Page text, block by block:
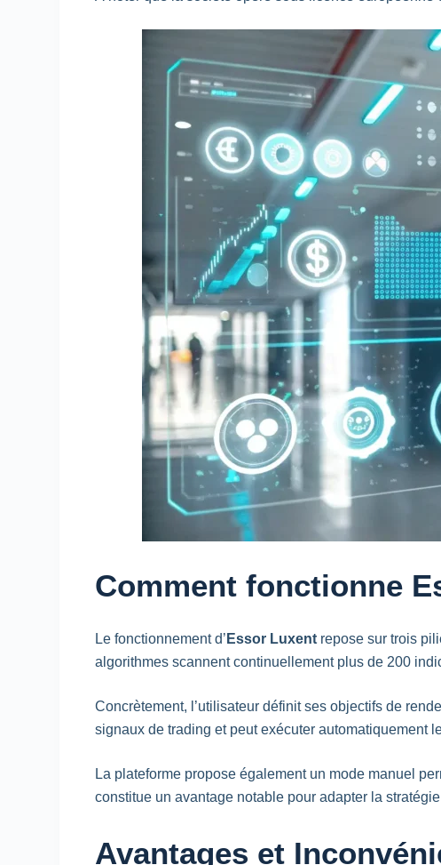
Comment fonctionne
Le fonctionnement d’ Essor Luxent repose sur trois
algorithmes scannent continuellement plus de 200
Concrètement, l’utilisateur définit ses objectifs de
signaux detrading et peut exécuter automatiquement
La plateforme propose également un mode manuel
constitue un avantage notable pour adapter la
Avantages et